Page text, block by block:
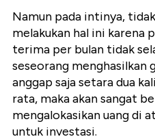
Namun pada intinya,
melakukan hal ini karena
terima per bulan tidak
seseorang menghasilkan
anggap saja setara dua
rata, maka akan sangat
mengalokasikan uang di
untuk investasi.